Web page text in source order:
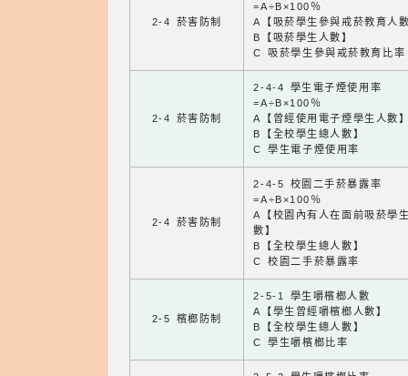
2-4 菸害防制
=A÷B×100％
A【吸菸學生參與戒菸教育人
B【吸菸學生人數】
C 吸菸學生參與戒菸教育比率
2-4 菸害防制
2-4-4 學生電子煙使用率
=A÷B×100％
A【曾經使用電子煙學生人數
B【全校學生總人數】
C 學生電子煙使用率
2-4 菸害防制
2-4-5 校園二手菸暴露率
=A÷B×100％
A【校園內有人在面前吸菸學
數】
B【全校學生總人數】
C 校園二手菸暴露率
2-5 檳榔防制
2-5-1 學生嚼檳榔人數
A【學生曾經嚼檳榔人數】
B【全校學生總人數】
C 學生嚼檳榔比率